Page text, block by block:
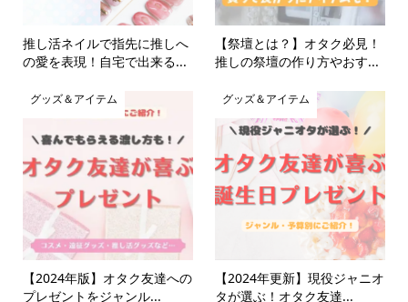
推し活ネイルで指先に推しへ
の愛を表現！自宅で出来る...
【祭壇とは？】オタク必見！
推しの祭壇の作り方やおす...
グッズ＆アイテム
【2024年版】オタク友達への
プレゼントをジャンル...
グッズ＆アイテム
【2024年更新】現役ジャニオ
タが選ぶ！オタク友達...